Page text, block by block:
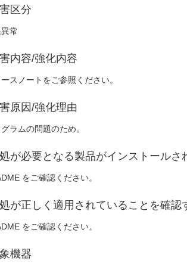
区分
常
内容/強化内容
スノートをご参照ください。
原因/強化理由
ラムの問題のため。
が必要となる製品がインストールさ
をご確認ください。
が正しく適用されていることを確認
をご確認ください。
機器